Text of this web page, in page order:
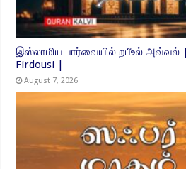
இஸ்லாமிய பார்வையில் றபீஉல் அவ்வல் |
Firdousi |
August 7, 2026